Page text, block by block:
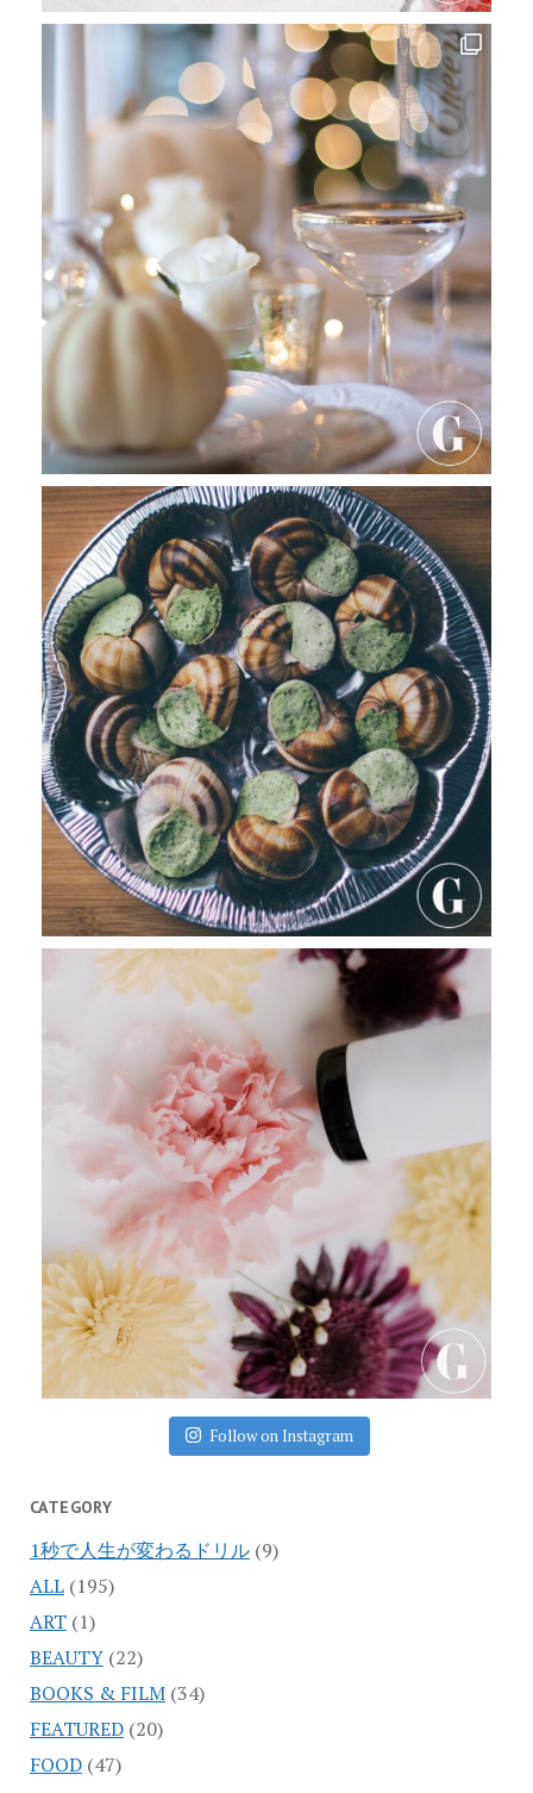
Follow on Instagram
CATEGORY
1秒で人生が変わるドリル(9)
ALL(195)
ART(1)
BEAUTY(22)
BOOKS & FILM(34)
FEATURED(20)
FOOD(47)